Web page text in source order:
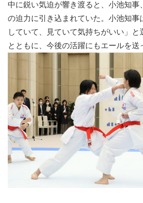
中に鋭い気迫が響き渡ると、小池知事
の迫力に引き込まれていた。小池知事
していて、見ていて気持ちがいい」と
とともに、今後の活躍にもエールを送